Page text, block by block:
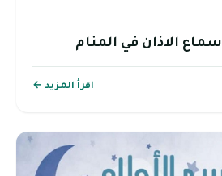
الاذان في المنام
اقرأ المزيد ←